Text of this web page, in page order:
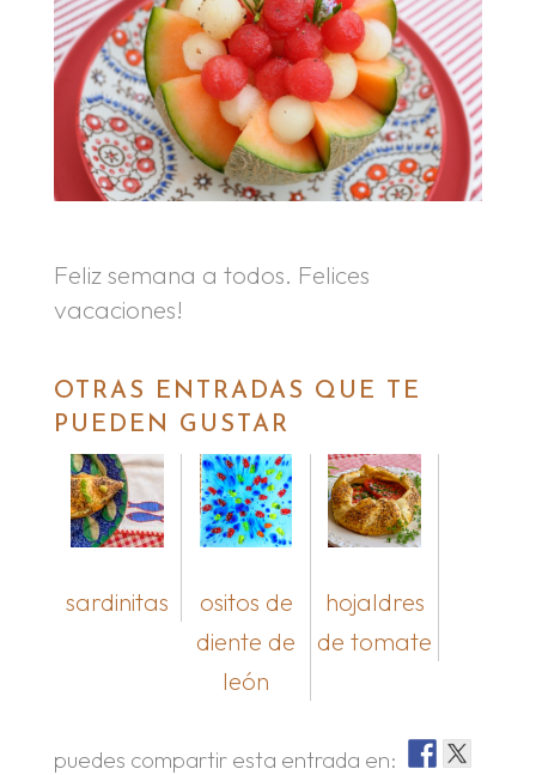
Feliz semana a todos. Felices
vacaciones!
OTRAS ENTRADAS QUE TE
PUEDEN GUSTAR
sardinitas
ositos de
diente de
león
hojaldres
de tomate
puedes compartir esta entrada en: